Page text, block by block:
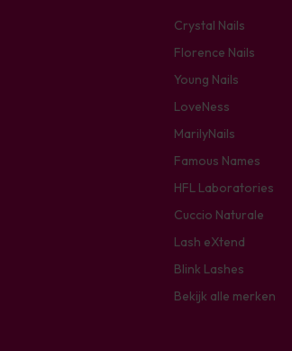
Crystal Nails
Florence Nails
Young Nails
LoveNess
MarilyNails
Famous Names
HFL Laboratories
Cuccio Naturale
Lash eXtend
Blink Lashes
Bekijk alle merken